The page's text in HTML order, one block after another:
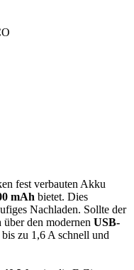
fest verbauten Akku
mAh bietet. Dies
Nachladen. Sollte der
den modernen USB-
zu 1,6 A schnell und